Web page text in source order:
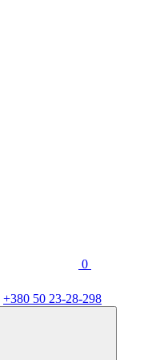
0
+380 50 23-28-298